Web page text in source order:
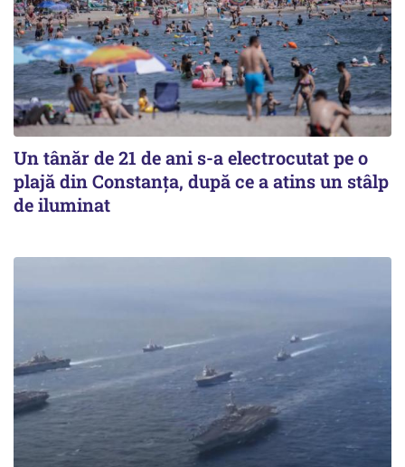
Un tânăr de 21 de ani s-a electrocutat pe o
plajă din Constanța, după ce a atins un stâlp
de iluminat